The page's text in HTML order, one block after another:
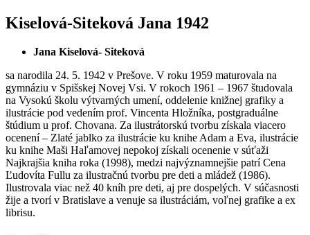
Kiselová-Siteková Jana 1942
Jana Kiselová- Siteková
sa narodila 24. 5. 1942 v Prešove. V roku 1959 maturovala na
gymnáziu v Spišskej Novej Vsi. V rokoch 1961 – 1967 študovala
na Vysokú školu výtvarných umení, oddelenie knižnej grafiky a
ilustrácie pod vedením prof. Vincenta Hložníka, postgraduálne
štúdium u prof. Chovana. Za ilustrátorskú tvorbu získala viacero
ocenení – Zlaté jablko za ilustrácie ku knihe Adam a Eva, ilustrácie
ku knihe Maši Haľamovej nepokoj získali ocenenie v súťaži
Najkrajšia kniha roka (1998), medzi najvýznamnejšie patrí Cena
Ľudovíta Fullu za ilustračnú tvorbu pre deti a mládež (1986).
Ilustrovala viac než 40 kníh pre deti, aj pre dospelých. V súčasnosti
žije a tvorí v Bratislave a venuje sa ilustráciám, voľnej grafike a ex
librisu.